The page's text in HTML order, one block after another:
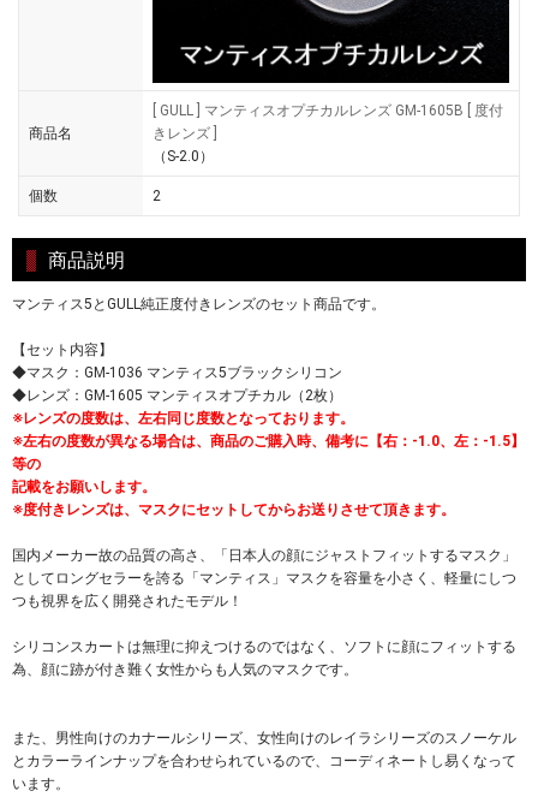
商品名
[ GULL ] マンティスオプチカルレンズ GM-1605B [ 度付
きレンズ ]
（S-2.0）
個数 2
商品説明
マンティス5とGULL純正度付きレンズのセット商品です。
【セット内容】
◆マスク：GM-1036 マンティス5ブラックシリコン
◆レンズ：GM-1605 マンティスオプチカル（2枚）
※レンズの度数は、左右同じ度数となっております。
※左右の度数が異なる場合は、商品のご購入時、備考に【右：-1.0、左：-1.5】
等の
記載をお願いします。
※度付きレンズは、マスクにセットしてからお送りさせて頂きます。
国内メーカー故の品質の高さ、「日本人の顔にジャストフィットするマスク」
としてロングセラーを誇る「マンティス」マスクを容量を小さく、軽量にしつ
つも視界を広く開発されたモデル！
シリコンスカートは無理に抑えつけるのではなく、ソフトに顔にフィットする
為、顔に跡が付き難く女性からも人気のマスクです。
また、男性向けのカナールシリーズ、女性向けのレイラシリーズのスノーケル
とカラーラインナップを合わせられているので、コーディネートし易くなって
います。